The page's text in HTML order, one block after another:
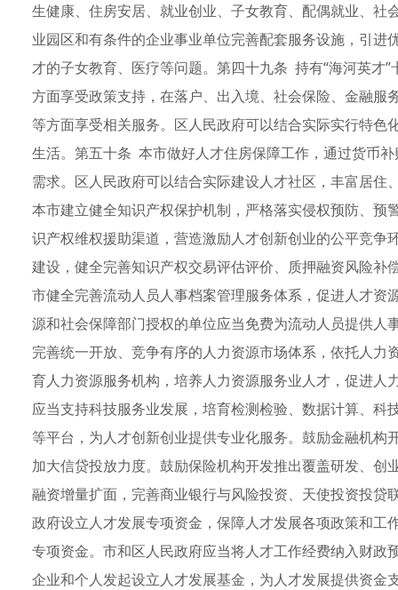
生健康、住房安居、就业创业、子女教育、配偶就业、
业园区和有条件的企业事业单位完善配套服务设施，引
才的子女教育、医疗等问题。第四十九条 持有“海河英才
方面享受政策支持，在落户、出入境、社会保险、金融
等方面享受相关服务。区人民政府可以结合实际实行特
生活。第五十条 本市做好人才住房保障工作，通过货币
需求。区人民政府可以结合实际建设人才社区，丰富居
本市建立健全知识产权保护机制，严格落实侵权预防、
识产权维权援助渠道，营造激励人才创新创业的公平竞
建设，健全完善知识产权交易评估评价、质押融资风险
市健全完善流动人员人事档案管理服务体系，促进人才
源和社会保障部门授权的单位应当免费为流动人员提供
完善统一开放、竞争有序的人力资源市场体系，依托人
育人力资源服务机构，培养人力资源服务业人才，促进
应当支持科技服务业发展，培育检测检验、数据计算、
等平台，为人才创新创业提供专业化服务。鼓励金融机
加大信贷投放力度。鼓励保险机构开发推出覆盖研发、
融资增量扩面，完善商业银行与风险投资、天使投资投
政府设立人才发展专项资金，保障人才发展各项政策和
专项资金。市和区人民政府应当将人才工作经费纳入财
企业和个人发起设立人才发展基金，为人才发展提供资